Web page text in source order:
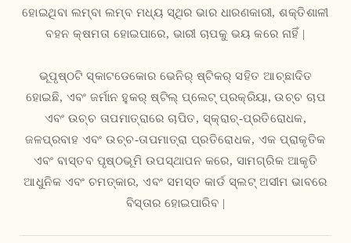
ହୋଇଥିବା ଲମ୍ବା ଲମ୍ବ ମଧ୍ୟ ସ୍ଥିର ଭାର ଧାରଣକାରୀ, ଶକ୍ତିଶାଳୀ
ବହନ କ୍ଷମତା ହୋଇପାରେ, ଭାରୀ ଚାପକୁ ଭୟ କରେ ନାହିଁ |
ଭୂପୃଷ୍ଠଟି ସ୍କାଟଡେକୋର ଭେନିର୍ ଷ୍ଟିକର୍ ସହିତ ଆଚ୍ଛାଦିତ
ହୋଇଛି, ଏବଂ ଜର୍ମାନ ହୁକର୍ ଷ୍ଟିଲ୍ ପ୍ଲେଟ୍ ପ୍ରକ୍ରିୟା, ଉଚ୍ଚ ଚାପ
ଏବଂ ଉଚ୍ଚ ତାପମାତ୍ରାରେ ଚାପିତ, ସ୍କ୍ରାଚ୍-ପ୍ରତିରୋଧକ,
ଜଳପ୍ରବାହ ଏବଂ ଉଚ୍ଚ-ତାପମାତ୍ରା ପ୍ରତିରୋଧକ, ଏକ ପ୍ରାକୃତିକ
ଏବଂ ବାସ୍ତବ ପୃଷ୍ଠଭୂମି ଉପସ୍ଥାପନ କରେ, ସାମଗ୍ରିକ ଆକୃତି
ଆଧୁନିକ ଏବଂ ଚମତ୍କାର, ଏବଂ ସମସ୍ତ କାର୍ଡ ସ୍ଲଟ୍ ଅସୀମ ଭାବରେ
ବିସ୍ତାର ହୋଇପାରିବ |